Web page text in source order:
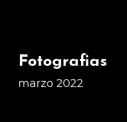
Fotografias
marzo 2022